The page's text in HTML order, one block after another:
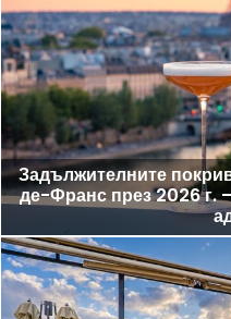
Задължителните
де-Франс през 2026 г.